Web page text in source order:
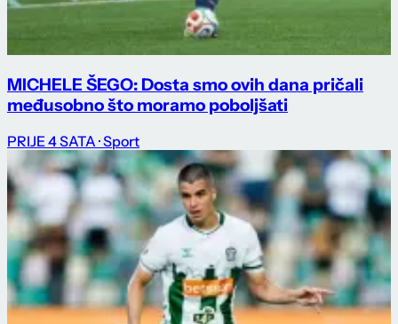
MICHELE ŠEGO: Dosta smo ovih dana pričali
međusobno što moramo poboljšati
PRIJE 4 SATA · Sport